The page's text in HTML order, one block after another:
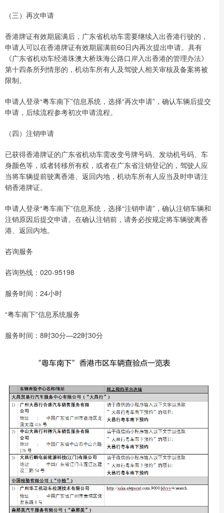
（三）再次申请
香港牌证有效期届满后，广东省机动车需要继续入出香港行驶的，
申请人可以在香港牌证有效期届满前60日内再次提出申请。具有
《广东省机动车经港珠澳大桥珠海公路口岸入出香港的管理办法》
第十四条所列情形的，机动车所有人及驾驶人相关审核及备案将被
限制。
申请人登录“粤车南下”信息系统，选择“再次申请”，确认车辆后提交
申请，后续流程参考初次申请流程。
（四）注销申请
已获得香港牌证的广东省机动车需改变号牌号码、发动机号码、车
身颜色等，或者转移所有权，或者在广东省注销登记的，驾驶人应
当将车辆提前驶离香港、返回内地，机动车所有人应当及时申请注
销香港牌证。
申请人登录“粤车南下”信息系统，选择“注销申请”，确认注销车辆和
注销原因后提交申请。在确认注销前，请务必按规定将车辆驶离香
港、返回内地。
咨询服务
咨询热线：020-95198
服务时间：24小时
“粤车南下”信息系统服务
服务时间：8时30分—22时30分